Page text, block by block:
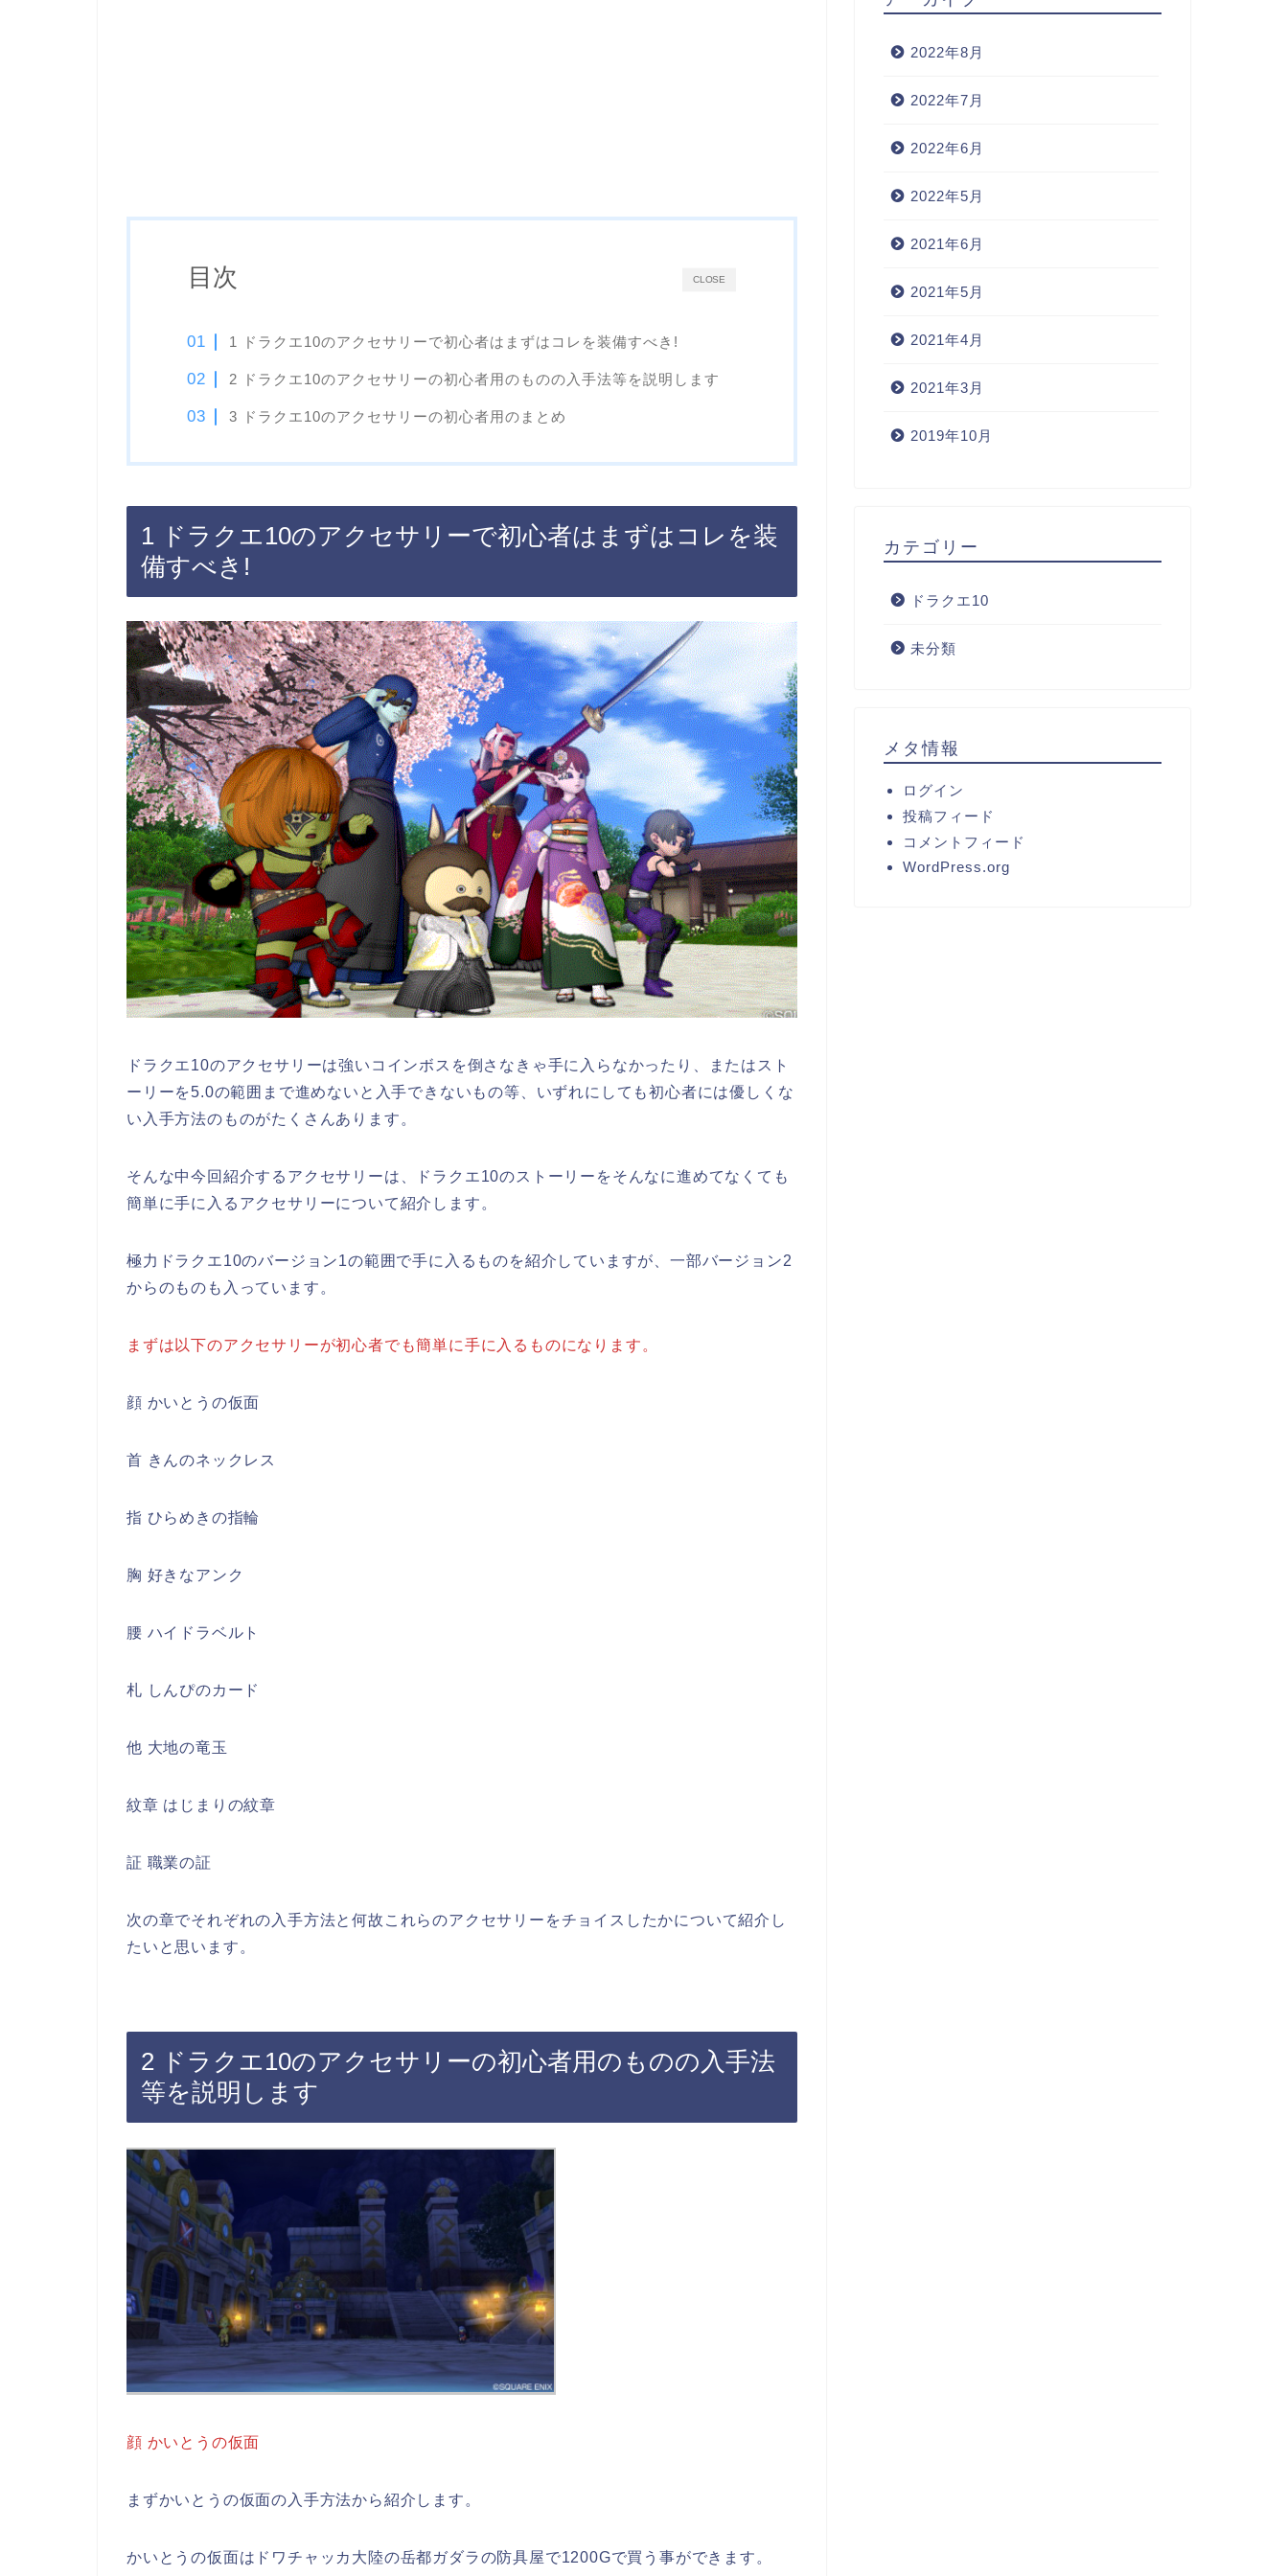
CLOSE
目次
1 ドラクエ10のアクセサリーで初心者はまずはコレを装備すべき!
2 ドラクエ10のアクセサリーの初心者用のものの入手法等を説明します
3 ドラクエ10のアクセサリーの初心者用のまとめ
1 ドラクエ10のアクセサリーで初心者はまずはコレを装
備すべき!
ドラクエ10のアクセサリーは強いコインボスを倒さなきゃ手に入らなかったり、またはスト
ーリーを5.0の範囲まで進めないと入手できないもの等、いずれにしても初心者には優しくな
い入手方法のものがたくさんあります。
そんな中今回紹介するアクセサリーは、ドラクエ10のストーリーをそんなに進めてなくても
簡単に手に入るアクセサリーについて紹介します。
極力ドラクエ10のバージョン1の範囲で手に入るものを紹介していますが、一部バージョン2
からのものも入っています。
まずは以下のアクセサリーが初心者でも簡単に手に入るものになります。
顔 かいとうの仮面
首 きんのネックレス
指 ひらめきの指輪
胸 好きなアンク
腰 ハイドラベルト
札 しんぴのカード
他 大地の竜玉
紋章 はじまりの紋章
証 職業の証
次の章でそれぞれの入手方法と何故これらのアクセサリーをチョイスしたかについて紹介し
たいと思います。
2 ドラクエ10のアクセサリーの初心者用のものの入手法
等を説明します
顔 かいとうの仮面
まずかいとうの仮面の入手方法から紹介します。
かいとうの仮面はドワチャッカ大陸の岳都ガダラの防具屋で1200Gで買う事ができます。
2022年8月
2022年7月
2022年6月
2022年5月
2021年6月
2021年5月
2021年4月
2021年3月
2019年10月
カテゴリー
ドラクエ10
未分類
メタ情報
ログイン
投稿フィード
コメントフィード
WordPress.org